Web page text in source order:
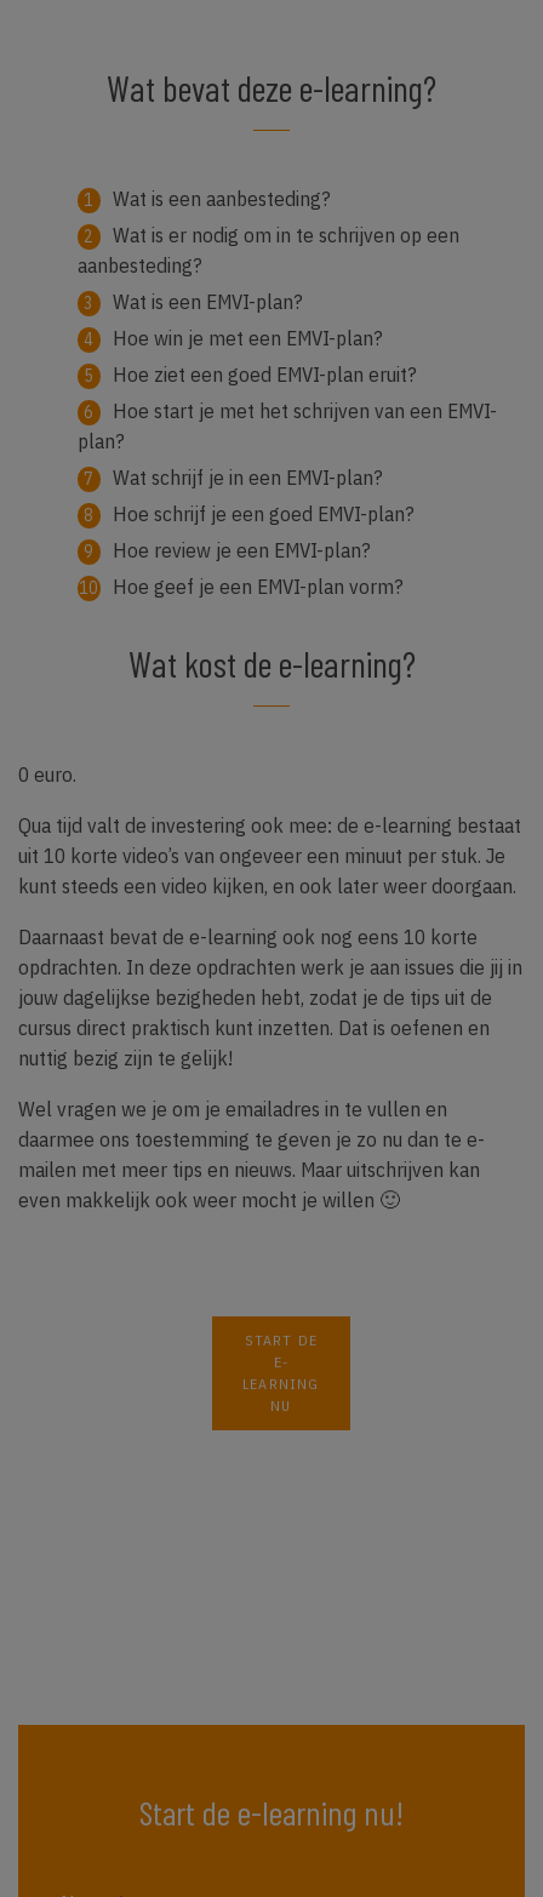
Wat bevat deze e-learning?
Wat is een aanbesteding?
Wat is er nodig om in te schrijven op een
aanbesteding?
Wat is een EMVI-plan?
Hoe win je met een EMVI-plan?
Hoe ziet een goed EMVI-plan eruit?
Hoe start je met het schrijven van een EMVI-
plan?
Wat schrijf je in een EMVI-plan?
Hoe schrijf je een goed EMVI-plan?
Hoe review je een EMVI-plan?
Hoe geef je een EMVI-plan vorm?
Wat kost de e-learning?
0 euro.
Qua tijd valt de investering ook mee: de e-learning bestaat
uit 10 korte video’s van ongeveer een minuut per stuk. Je
kunt steeds een video kijken, en ook later weer doorgaan.
Daarnaast bevat de e-learning ook nog eens 10 korte
opdrachten. In deze opdrachten werk je aan issues die jij in
jouw dagelijkse bezigheden hebt, zodat je de tips uit de
cursus direct praktisch kunt inzetten. Dat is oefenen en
nuttig bezig zijn te gelijk!
Wel vragen we je om je emailadres in te vullen en
daarmee ons toestemming te geven je zo nu dan te e-
mailen met meer tips en nieuws. Maar uitschrijven kan
even makkelijk ook weer mocht je willen 🙂
START DE
E-
LEARNING
NU
Start de e-learning nu!